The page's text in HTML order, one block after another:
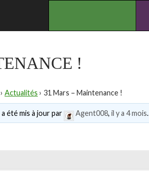
!
› Actualités › 31 Mars – Maintenance !
été mis à jour par Agent008, il y a 4 mois.